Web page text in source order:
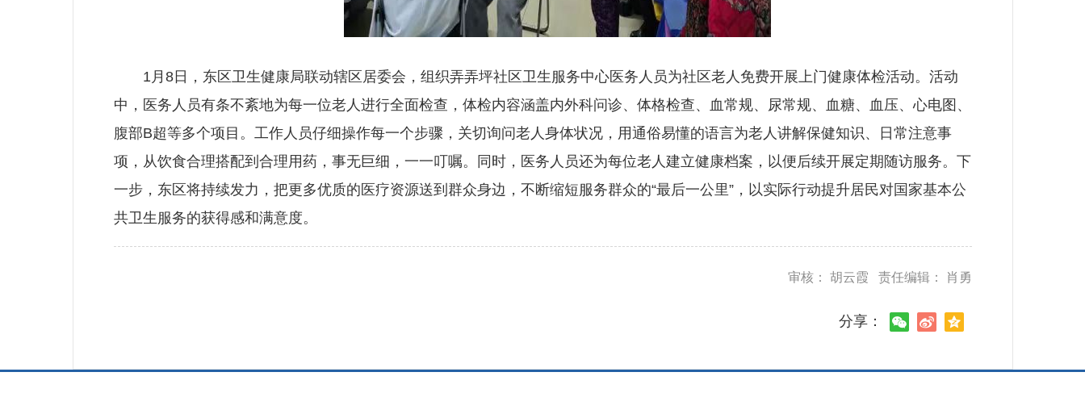
1月8日，东区卫生健康局联动辖区居委会，组织弄弄坪社区卫生服务中心医务人员为社区老人免费开展上门健康体检活动。活动
中，医务人员有条不紊地为每一位老人进行全面检查，体检内容涵盖内外科问诊、体格检查、血常规、尿常规、血糖、血压、心电图、
腹部B超等多个项目。工作人员仔细操作每一个步骤，关切询问老人身体状况，用通俗易懂的语言为老人讲解保健知识、日常注意事
项，从饮食合理搭配到合理用药，事无巨细，一一叮嘱。同时，医务人员还为每位老人建立健康档案，以便后续开展定期随访服务。下
一步，东区将持续发力，把更多优质的医疗资源送到群众身边，不断缩短服务群众的“最后一公里”，以实际行动提升居民对国家基本公
共卫生服务的获得感和满意度。
审核： 胡云霞 责任编辑： 肖勇
分享：